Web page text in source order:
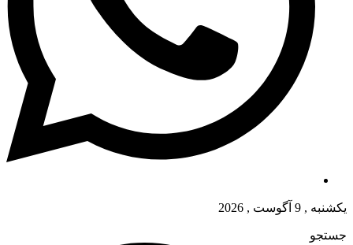
یکشنبه , 9 آگوست , 2026
جستجو